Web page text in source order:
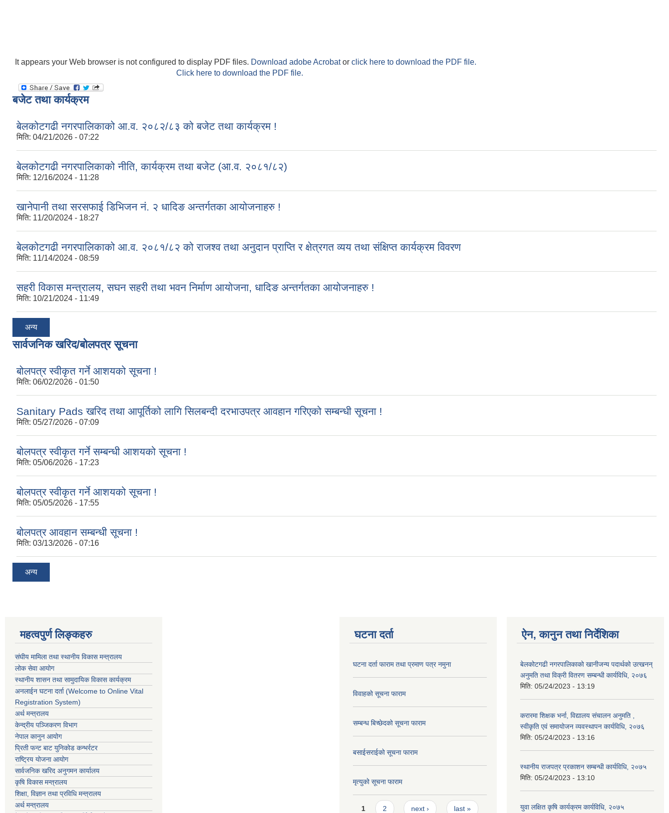
It appears your Web browser is not configured to display PDF files. Download adobe Acrobator click here to download the PDF file.
Click here to download the PDF file.
बजेट तथा कार्यक्रम
बेलकोटगढी नगरपालिकाको आ.व. २०८२/८३ को बजेट तथा कार्यक्रम !
मिति: 04/21/2026 - 07:22
बेलकोटगढी नगरपालिकाको नीति, कार्यक्रम तथा बजेट (आ.व. २०८१/८२)
मिति: 12/16/2024 - 11:28
खानेपानी तथा सरसफाई डिभिजन नं. २ धादिङ अन्तर्गतका आयोजनाहरु !
मिति: 11/20/2024 - 18:27
बेलकोटगढी नगरपालिकाको आ.व. २०८१/८२ को राजश्व तथा अनुदान प्राप्ति र क्षेत्रगत व्यय तथा संक्षिप्त कार्यक्रम विवरण
मिति: 11/14/2024 - 08:59
सहरी विकास मन्त्रालय, सघन सहरी तथा भवन निर्माण आयोजना, धादिङ अन्तर्गतका आयोजनाहरु !
मिति: 10/21/2024 - 11:49
अन्य
सार्वजनिक खरिद/बोलपत्र सूचना
बोलपत्र स्वीकृत गर्ने आशयको सूचना !
मिति: 06/02/2026 - 01:50
Sanitary Pads खरिद तथा आपूर्तिको लागि सिलबन्दी दरभाउपत्र आवहान गरिएको सम्बन्धी सूचना !
मिति: 05/27/2026 - 07:09
बोलपत्र स्वीकृत गर्ने सम्बन्धी आशयको सूचना !
मिति: 05/06/2026 - 17:23
बोलपत्र स्वीकृत गर्ने आशयको सूचना !
मिति: 05/05/2026 - 17:55
बोलपत्र आवहान सम्बन्धी सूचना !
मिति: 03/13/2026 - 07:16
अन्य
महत्वपुर्ण लिङ्कहरु
संघीय मामिला तथा स्थानीय विकास मन्त्रालय
लोक सेवा आयोग
स्थानीय शासन तथा सामुदायिक विकास कार्यक्रम
अनलाईन घटना दर्ता (Welcome to Online Vital
Registration System)
अर्थ मन्त्रालय
केन्द्रीय पञ्जिकरण विभाग
नेपाल कानुन आयोग
प्रिती फन्ट बाट युनिकोड कन्भर्रटर
राष्ट्रिय योजना आयोग
सार्वजनिक खरिद अनुगमन कार्यालय
कृषि विकास मन्त्रालय
शिक्षा, विज्ञान तथा प्रविधि मन्त्रालय
अर्थ मन्त्रालय
घटना दर्ता
घटना दर्ता फाराम तथा प्रमाण पत्र नमुना
विवाहको सूचना फाराम
सम्बन्ध बिच्छेदको सूचना फाराम
बसाईसराईको सूचना फाराम
मृत्युको सूचना फाराम
Pages
1 2 next › last »
ऐन, कानुन तथा निर्देशिका
बेलकोटगढी नगरपालिकाको खानीजन्य पदार्थको उत्खनन्
अनुमति तथा विक्री वितरण सम्बन्धी कार्यविधि, २०७६
मिति: 05/24/2023 - 13:19
करारमा शिक्षक भर्ना, विद्यालय संचालन अनुमति ,
स्वीकृति एवं समायोजन व्यवस्थापन कार्यविधि, २०७६
मिति: 05/24/2023 - 13:16
स्थानीय राजपत्र प्रकाशन सम्बन्धी कार्यविधि, २०७५
मिति: 05/24/2023 - 13:10
युवा लक्षित कृषि कार्यक्रम कार्यविधि, २०७५